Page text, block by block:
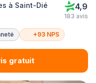
à Saint-Dié 4,9
183 avis
+93 NPS
gratuit